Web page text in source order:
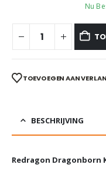
Nu
TOEVOEGEN AAN
BESCHRIJVING
Redragon Dragonborn